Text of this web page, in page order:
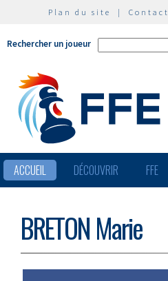
Plan du site | Contact
Rechercher un joueur
ACCUEIL DÉCOUVRIR FFE
BRETON Marie